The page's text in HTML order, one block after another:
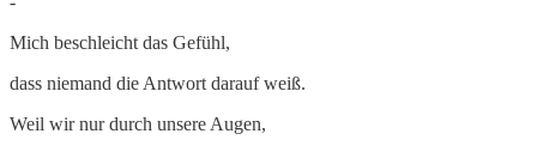
Mich beschleicht das Gefühl,
dass niemand die Antwort darauf weiß.
Weil wir nur durch unsere Augen,